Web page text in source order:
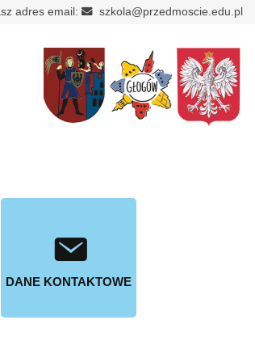
adres email: szkola@przedmoscie.edu.pl
DANE KONTAKTOWE